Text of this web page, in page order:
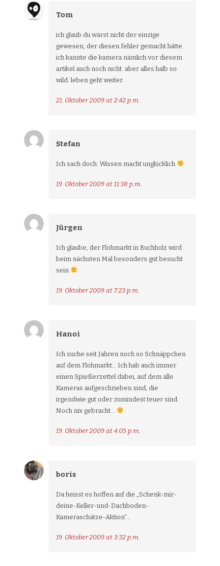
Tom
ich glaub du wärst nicht der einzige
gewesen, der diesen fehler gemacht hätte.
ich kannte die kamera nämlich vor diesem
artikel auch noch nicht. aber alles halb so
wild. leben geht weiter.
21. Oktober 2009 at 2:42 p.m.
Stefan
Ich sach doch: Wissen macht unglücklich
19. Oktober 2009 at 11:38 p.m.
Jürgen
Ich glaube, der Flohmarkt in Buchholz wird
beim nächsten Mal besonders gut besucht
sein
19. Oktober 2009 at 7:23 p.m.
Hanoi
Ich suche seit Jahren noch so Schnäppchen
auf dem Flohmarkt… Ich hab auch immer
einen Spießerzettel dabei, auf dem alle
Kameras aufgeschrieben sind, die
irgendwie gut oder zumindest teuer sind.
Noch nix gebracht…
19. Oktober 2009 at 4:05 p.m.
boris
Da heisst es hoffen auf die „Schenk-mir-
deine-Keller-und-Dachboden-
Kameraschätze-Aktion“…
19. Oktober 2009 at 3:32 p.m.